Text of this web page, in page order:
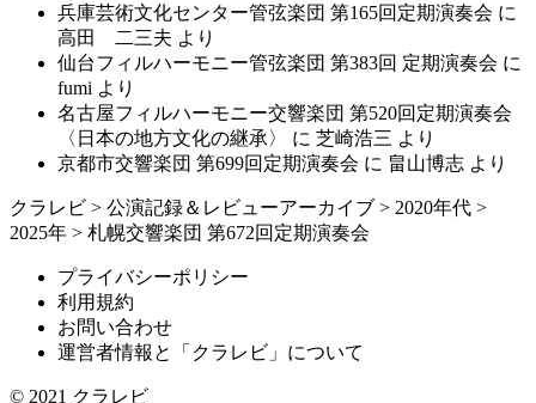
兵庫芸術文化センター管弦楽団 第165回定期演奏会 に
高田 二三夫 より
仙台フィルハーモニー管弦楽団 第383回 定期演奏会 に
fumi より
名古屋フィルハーモニー交響楽団 第520回定期演奏会
〈日本の地方文化の継承〉
に 芝崎浩三 より
京都市交響楽団 第699回定期演奏会 に 畠山博志 より
クラレビ > 公演記録＆レビューアーカイブ > 2020年代 >
2025年 > 札幌交響楽団 第672回定期演奏会
プライバシーポリシー
利用規約
お問い合わせ
運営者情報と「クラレビ」について
© 2021 クラレビ